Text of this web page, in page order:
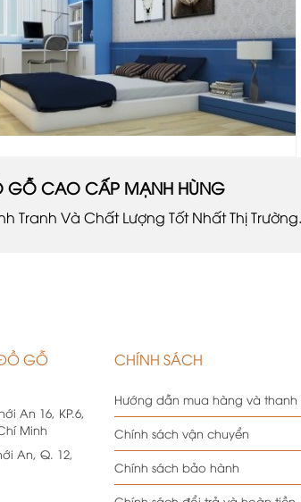
GỖ CAO CẤP MẠNH HÙNG
Tranh Và Chất Lượng Tốt Nhất Thị Trường.
GỖ
An 16, KP.6,
Minh
An, Q. 12,
CHÍNH SÁCH
Hướng dẫn mua hàng và
Chính sách vận chuyển
Chính sách bảo hành